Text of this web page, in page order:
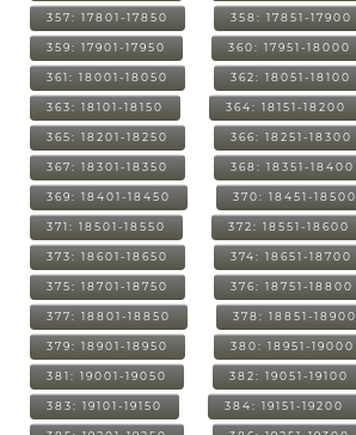
357: 17801-17850 358: 17851-17900
359: 17901-17950 360: 17951-18000
361: 18001-18050 362: 18051-18100
363: 18101-18150 364: 18151-18200
365: 18201-18250 366: 18251-18300
367: 18301-18350 368: 18351-18400
369: 18401-18450 370: 18451-18500
371: 18501-18550 372: 18551-18600
373: 18601-18650 374: 18651-18700
375: 18701-18750 376: 18751-18800
377: 18801-18850 378: 18851-18900
379: 18901-18950 380: 18951-19000
381: 19001-19050 382: 19051-19100
383: 19101-19150 384: 19151-19200